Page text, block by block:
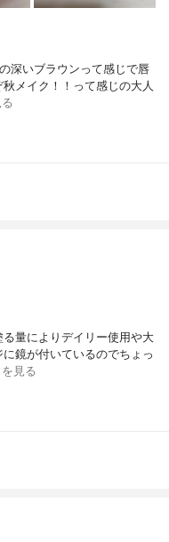
深いブラウンって感じで唇
メイク！！って感じの大人
量によりデイリー使用や大
鏡が付いているのでちょっ
見る